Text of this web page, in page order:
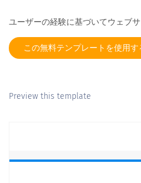
ユーザーの経験に基づいてウェブサ
この無料テンプレートを使用す
Preview this template